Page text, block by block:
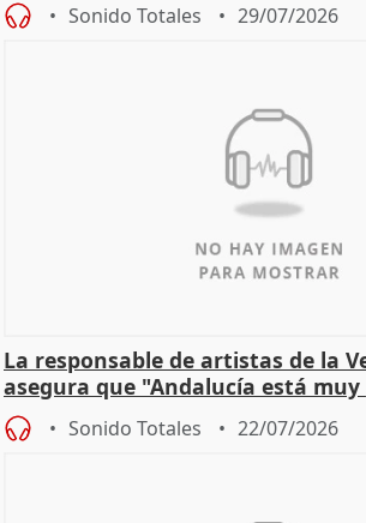
Sonido Totales 29/07/2026
La responsable de artistas de la
asegura que "Andalucía está
cita
Sonido Totales 22/07/2026